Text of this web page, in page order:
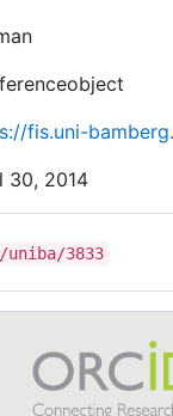
fis.uni-
30, 2014
3833